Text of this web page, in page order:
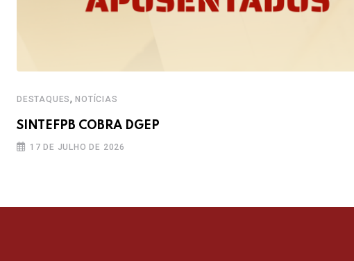
DESTAQUES,NOTÍCIAS
SINTEFPB COBRA DGEP
17 DE JULHO DE 2026